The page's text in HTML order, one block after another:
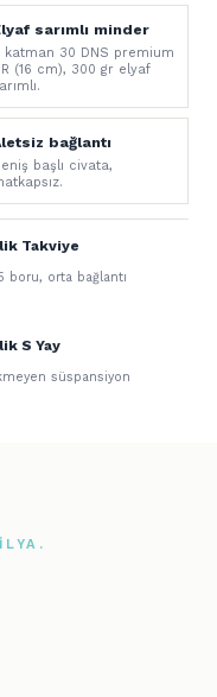
sarımlı minder
katman 30 DNS premium
(16 cm), 300 gr elyaf
bağlantı
başlı civata,
Takviye
boru, orta bağlantı
S Yay
süspansiyon